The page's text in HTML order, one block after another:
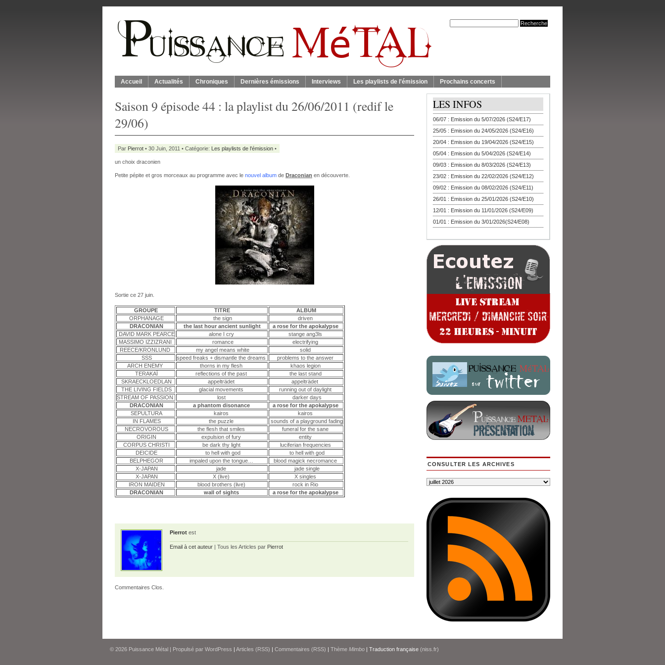
Accueil Actualités Chroniques Dernières émissions Interviews Les playlists de l'émission Prochains concerts
Saison 9 épisode 44 : la playlist du 26/06/2011 (redif le
29/06)
Par Pierrot • 30 Juin, 2011 • Catégorie: Les playlists de l'émission •
un choix draconien
Petite pépite et gros morceaux au programme avec le nouvel album de Draconian en découverte.
Sortie ce 27 juin.
GROUPE TITRE
ALBUM
ORPHANAGE
the sign
driven
DRACONIAN
the last hour ancient sunlight
a rose for the apokalypse
DAVID MARK PEARCE
alone I cry
stange ang3ls
MASSIMO IZZIZRANI
romance
electrifying
REECE/KRONLUND
my angel means white
solid
SSS
speed freaks + dismantle the dreams
problems to the answer
ARCH ENEMY
thorns in my flesh
khaos legion
TERAKAÏ
reflections of the past
the last stand
SKRAECKLOEDLAN
appelträdet
appelträdet
THE LIVING FIELDS
glacial movements
running out of daylight
STREAM OF PASSION
lost
darker days
DRACONIAN
a phantom disonance
a rose for the apokalypse
SEPULTURA
kairos
kairos
IN FLAMES
the puzzle
sounds of a playground fading
NECROVOROUS
the flesh that smiles
funeral for the sane
ORIGIN
expulsion of fury
entity
CORPUS CHRISTI
be dark thy light
luciferian frequencies
DEICIDE
to hell with god
to hell with god
BELPHEGOR
impaled upon the tongue…
blood magick necromance
X-JAPAN
jade
jade single
X-JAPAN
X (live)
X singles
IRON MAIDEN
blood brothers (live)
rock in Rio
DRACONIAN
wall of sights a rose for the apokalypse
Pierrot est
Email à cet auteur | Tous les Articles par Pierrot
Commentaires Clos.
LES INFOS
06/07 : Emission du 5/07/2026 (S24/E17)
25/05 : Emission du 24/05/2026 (S24/E16)
20/04 : Emission du 19/04/2026 (S24/E15)
05/04 : Emission du 5/04/2026 (S24/E14)
09/03 : Emission du 8/03/2026 (S24/E13)
23/02 : Emission du 22/02/2026 (S24/E12)
09/02 : Emission du 08/02/2026 (S24/E11)
26/01 : Emission du 25/01/2026 (S24/E10)
12/01 : Emission du 11/01/2026 (S24/E09)
01/01 : Emission du 3/01/2026(S24/E08)
CONSULTER LES ARCHIVES
© 2026 Puissance Métal | Propulsé par WordPress | Articles (RSS) | Commentaires (RSS) | Thème Mimbo | Traduction française (niss.fr)